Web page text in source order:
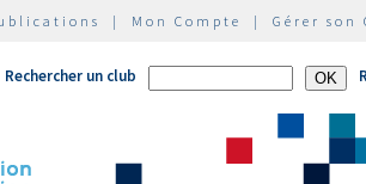
| Mon Compte | Gérer son
Rechercher un club